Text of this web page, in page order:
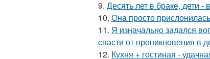
9. Десять лет в браке, дети -
10. Она просто
11. Я изначально задался
спасти от проникновения в
12. Кухня + гостиная -